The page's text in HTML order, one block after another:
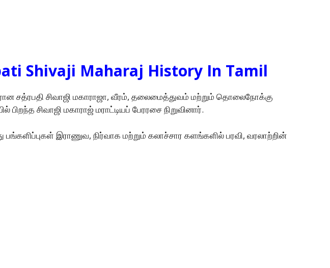
Shivaji Maharaj History In Tamil
சத்ரபதி சிவாஜி மகாராஜா, வீரம், தலைமைத்துவம் மற்றும் தொலைநோக்கு
சிவாஜி மகாராஜ் மராட்டியப் பேரரசை நிறுவினார்.
இராணுவ, நிர்வாக மற்றும் கலாச்சார களங்களில் பரவி, வரலாற்றின்